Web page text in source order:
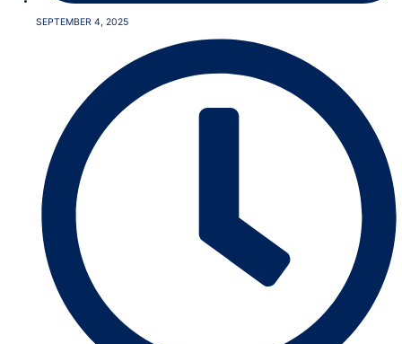
SEPTEMBER 4, 2025